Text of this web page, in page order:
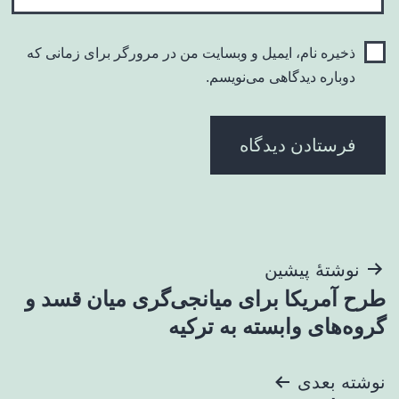
ذخیره نام، ایمیل و وبسایت من در مرورگر برای زمانی که
دوباره دیدگاهی می‌نویسم.
راهبری
نوشته
نوشتهٔ پیشین
طرح آمریکا برای میانجی‌گری میان قسد و
گروه‌های وابسته به ترکیه
نوشته بعدی